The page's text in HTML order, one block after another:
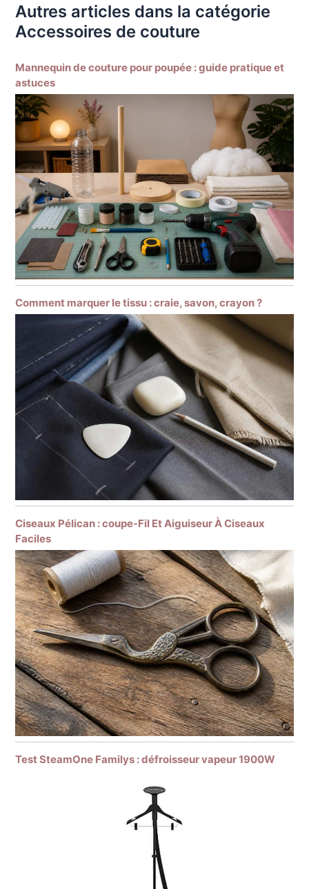
Autres articles dans la catégorie
Accessoires de couture
Mannequin de couture pour poupée : guide pratique et
astuces
Comment marquer le tissu : craie, savon, crayon ?
Ciseaux Pélican : coupe-Fil Et Aiguiseur À Ciseaux
Faciles
Test SteamOne Familys : défroisseur vapeur 1900W